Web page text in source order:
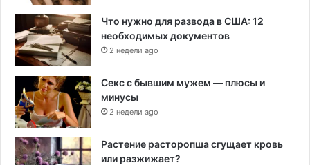
Что нужно для развода в США: 12
необходимых документов
2 недели ago
Секс с бывшим мужем — плюсы и
минусы
2 недели ago
Растение расторопша сгущает кровь
или разжижает?